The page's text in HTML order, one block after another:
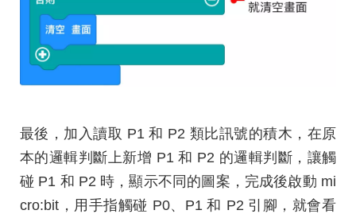
最後，加入讀取 P1 和 P2 類比訊號的積木，在原
本的邏輯判斷上新增 P1 和 P2 的邏輯判斷，讓觸
碰 P1 和 P2 時，顯示不同的圖案，完成後啟動 mi
cro:bit，用手指觸碰 P0、P1 和 P2 引腳，就會看